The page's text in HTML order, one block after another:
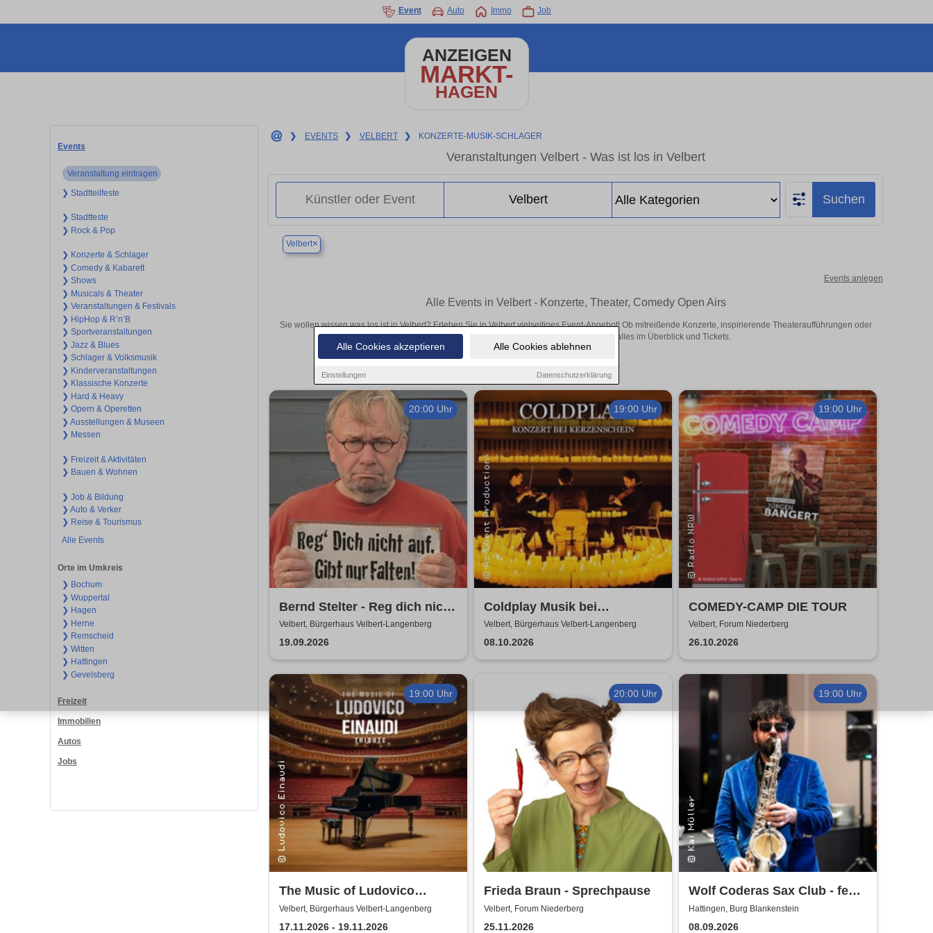
Alle Cookies akzeptieren Alle Cookies ablehnen
Einstellungen Datenschutzerklärung
Event Auto Immo Job
ANZEIGEN
MARKT-
HAGEN
Events
Veranstaltung eintragen
❯ Stadtteilfeste
❯ Stadtfeste
❯ Rock & Pop
❯ Konzerte & Schlager
❯ Comedy & Kabarett
❯ Shows
❯ Musicals & Theater
❯ Veranstaltungen & Festivals
❯ HipHop & R’n‘B
❯ Sportveranstaltungen
❯ Jazz & Blues
❯ Schlager & Volksmusik
❯ Kinderveranstaltungen
❯ Klassische Konzerte
❯ Hard & Heavy
❯ Opern & Operetten
❯ Ausstellungen & Museen
❯ Messen
❯ Freizeit & Aktivitäten
❯ Bauen & Wohnen
❯ Job & Bildung
❯ Auto & Verker
❯ Reise & Tourismus
Alle Events
Orte im Umkreis
❯ Bochum
❯ Wuppertal
❯ Hagen
❯ Herne
❯ Remscheid
❯ Witten
❯ Hattingen
❯ Gevelsberg
Freizeit
Immobilien
Autos
Jobs
❯ EVENTS ❯ VELBERT ❯ KONZERTE-MUSIK-SCHLAGER
Veranstaltungen Velbert - Was ist los in Velbert
Suchen
Velbert×
Events anlegen
Alle Events in Velbert - Konzerte, Theater, Comedy Open Airs
Sie wollen wissen was los ist in Velbert? Erleben Sie in Velbert vielseitiges Event-Angebot! Ob mitreißende Konzerte, inspirierende Theateraufführungen oder
aufregende Veranstaltungen in Velbert – hier finden alles im Überblick und Tickets.
20:00 Uhr
Bernd Stelter - Reg dich nicht
auf. Gibt nur Falten!
Velbert, Bürgerhaus Velbert-Langenberg
19.09.2026
19:00 Uhr
Coldplay Musik bei
Kerzenschein
Velbert, Bürgerhaus Velbert-Langenberg
08.10.2026
19:00 Uhr
COMEDY-CAMP DIE TOUR
Velbert, Forum Niederberg
26.10.2026
19:00 Uhr
The Music of Ludovico
Einaudi: Tribute-
Klavierkonzert - Ludovico
Velbert, Bürgerhaus Velbert-Langenberg
17.11.2026 - 19.11.2026
20:00 Uhr
Frieda Braun - Sprechpause
Velbert, Forum Niederberg
25.11.2026
19:00 Uhr
Wolf Coderas Sax Club - feat.
DJ macami
Hattingen, Burg Blankenstein
08.09.2026